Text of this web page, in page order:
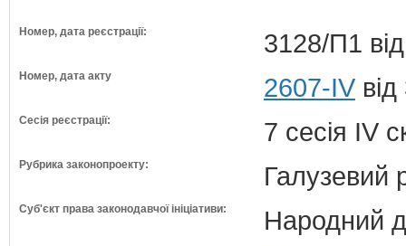
Номер, дата реєстрації: 3128/П1
Номер, дата акту 2607-IV
Сесія реєстрації: 7 сесія IV
Рубрика законопроекту: Галузевий
Суб'єкт права законодавчої ініціативи: Народний